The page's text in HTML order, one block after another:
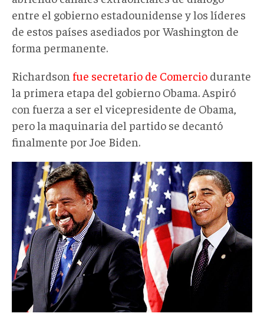
entre el gobierno estadounidense y los líderes
de estos países asediados por Washington de
forma permanente.
Richardson fue secretario de Comercio durante
la primera etapa del gobierno Obama. Aspiró
con fuerza a ser el vicepresidente de Obama,
pero la maquinaria del partido se decantó
finalmente por Joe Biden.